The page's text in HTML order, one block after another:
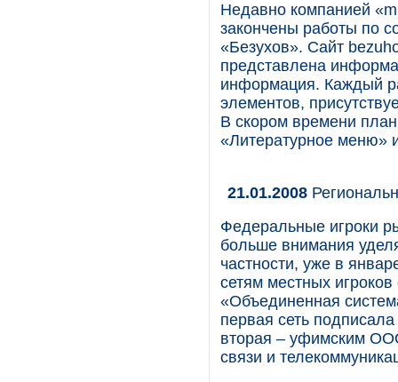
Недавно компанией
закончены работы по
«Безухов». Сайт
представлена
информация. Каждый
элементов,
В скором времени
«Литературное меню»
21.01.2008
Федеральные игроки
больше внимания
частности, уже в
сетям местных
«Объединенная
первая сеть
вторая – уфимским
связи и